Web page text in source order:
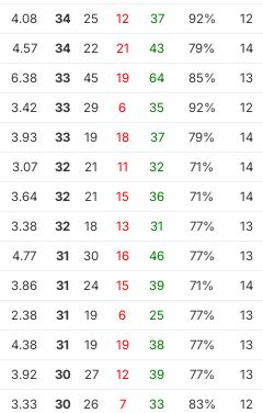
12
92%
37
12
25
34
4.08
14
79%
43
21
22
34
4.57
13
85%
64
19
45
33
6.38
12
92%
35
6
29
33
3.42
14
79%
37
18
19
33
3.93
14
71%
32
11
21
32
3.07
14
71%
36
15
21
32
3.64
13
77%
31
13
18
32
3.38
13
77%
46
16
30
31
4.77
14
71%
39
15
24
31
3.86
13
77%
25
6
19
31
2.38
13
77%
38
19
19
31
4.38
13
77%
39
12
27
30
3.92
12
83%
33
7
26
30
3.33